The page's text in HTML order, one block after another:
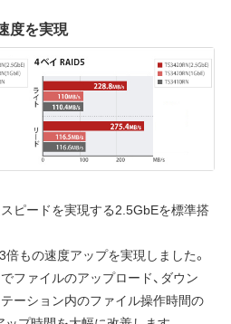
度を実現
ピードを実現する2.5GbEを標準搭
もの速度アップを実現しました。
ファイルのアップロード、ダウン
ーション内のファイル操作時間の